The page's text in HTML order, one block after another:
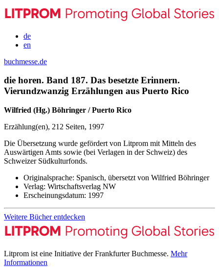
de
en
buchmesse.de
die horen. Band 187. Das besetzte Erinnern.
Vierundzwanzig Erzählungen aus Puerto Rico
Wilfried (Hg.) Böhringer / Puerto Rico
Erzählung(en), 212 Seiten, 1997
Die Übersetzung wurde gefördert von Litprom mit Mitteln des
Auswärtigen Amts sowie (bei Verlagen in der Schweiz) des
Schweizer Südkulturfonds.
Originalsprache: Spanisch, übersetzt von Wilfried Böhringer
Verlag: Wirtschaftsverlag NW
Erscheinungsdatum: 1997
Weitere Bücher entdecken
Litprom ist eine Initiative der Frankfurter Buchmesse. Mehr
Informationen